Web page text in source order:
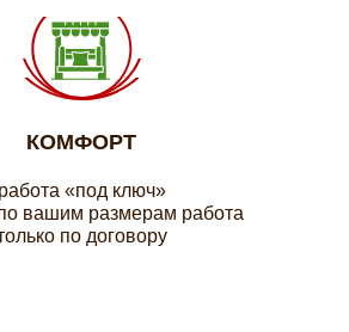
КОМФОРТ
работа «под ключ»
вашим размерам работа
по договору